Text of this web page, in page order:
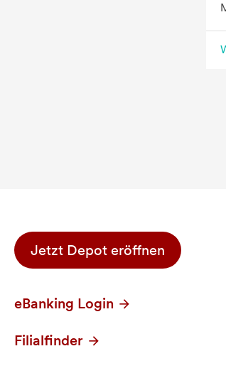
Jetzt Depot eröffnen
eBanking Login
Filialfinder